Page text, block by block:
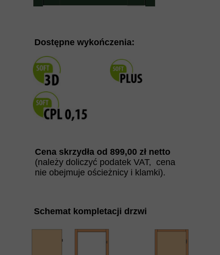
Schemat kompletacji drzwi
Dostępne wykończenia:
Cena skrzydła od 899,00 zł netto
(należy doliczyć podatek VAT, cena
nie obejmuje ościeżnicy i klamki).